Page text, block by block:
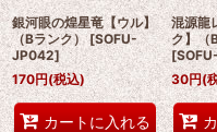
銀河眼の煌星竜【ウル】
（Bランク） [SOFU-
JP042]
170円(税込)
カートに入れる
混源龍
ク】（
[
30円(